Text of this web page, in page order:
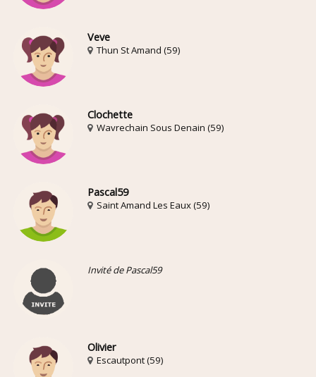
Veve
Thun St Amand (59)
Clochette
Wavrechain Sous Denain (59)
Pascal59
Saint Amand Les Eaux (59)
Invité de Pascal59
Olivier
Escautpont (59)